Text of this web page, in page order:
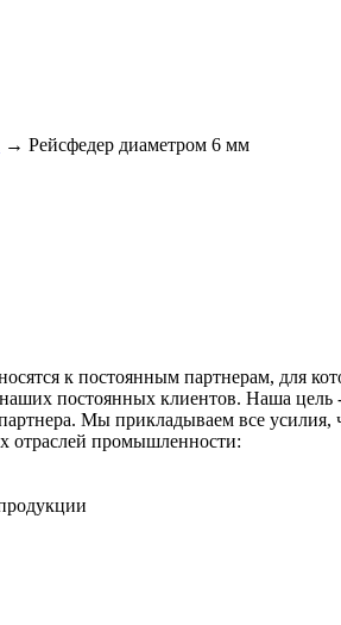
→ Рейсфедер диаметром 6 мм
к постоянным партнерам, для
постоянных клиентов. Наша
Мы прикладываем все
отраслей промышленности: